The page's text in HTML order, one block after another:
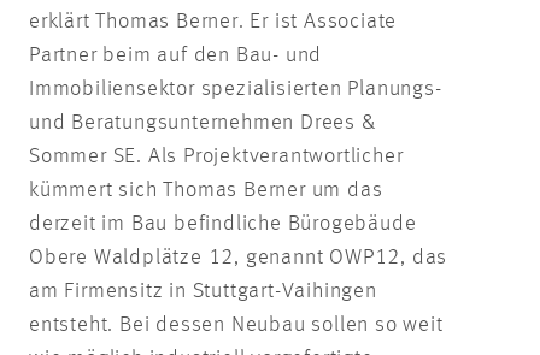
erklärt Thomas Berner. Er ist Associate
Partner beim auf den Bau- und
Immobiliensektor spezialisierten Planungs-
und Beratungsunternehmen Drees &
Sommer SE. Als Projektverantwortlicher
kümmert sich Thomas Berner um das
derzeit im Bau befindliche Bürogebäude
Obere Waldplätze 12, genannt OWP12, das
am Firmensitz in Stuttgart-Vaihingen
entsteht. Bei dessen Neubau sollen so weit